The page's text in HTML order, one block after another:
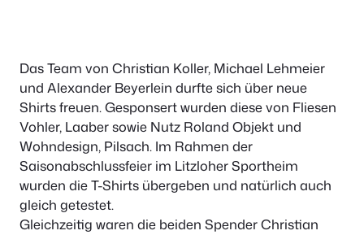
Das Team von Christian Koller, Michael Lehmeier
und Alexander Beyerlein durfte sich über neue
Shirts freuen. Gesponsert wurden diese von Fliesen
Vohler, Laaber sowie Nutz Roland Objekt und
Wohndesign, Pilsach. Im Rahmen der
Saisonabschlussfeier im Litzloher Sportheim
wurden die T-Shirts übergeben und natürlich auch
gleich getestet.
Gleichzeitig waren die beiden Spender Christian